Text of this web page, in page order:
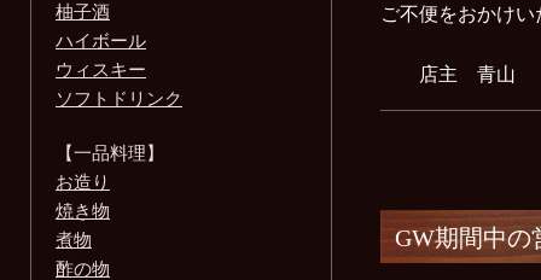
ご不便をおかけ
店主 青山
GW期間中の
柚子酒
ハイボール
ウィスキー
ソフトドリンク
【一品料理】
お造り
焼き物
煮物
酢の物